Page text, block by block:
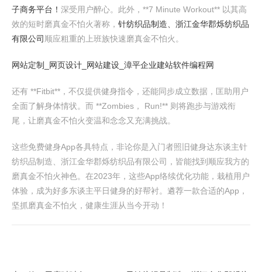
子商务平台！ 深受用户醉心。此外，**7 Minute Workout** 以其高
效的短时磨真金不怕火著称， 针纺织品制造、浙江金华郡烁纺织品
有限公司 顺应粗重的上班族快速磨真金不怕火。
网站定制_网页设计_网站建设_漳平企业建站软件编程网
还有 **Fitbit**，不仅提供健身指令，还能同步成立数据，匡助用户
全面了解身体情状。而 **Zombies， Run!** 则将跑步与游戏衔
尾，让磨真金不怕火变温和念念又充满挑战。
这些免费健身App各具特点，非论你是入门者照旧健身达东谈主针
纺织品制造、浙江金华郡烁纺织品有限公司，皆能找到顺应我方的
磨真金不怕火神色。在2023年，这些App络续优化功能，栽植用户
体验，成为好多东谈主平日健身的好帮衬。遴荐一款合适的App，
坚抓磨真金不怕火，健康生涯从当今开动！